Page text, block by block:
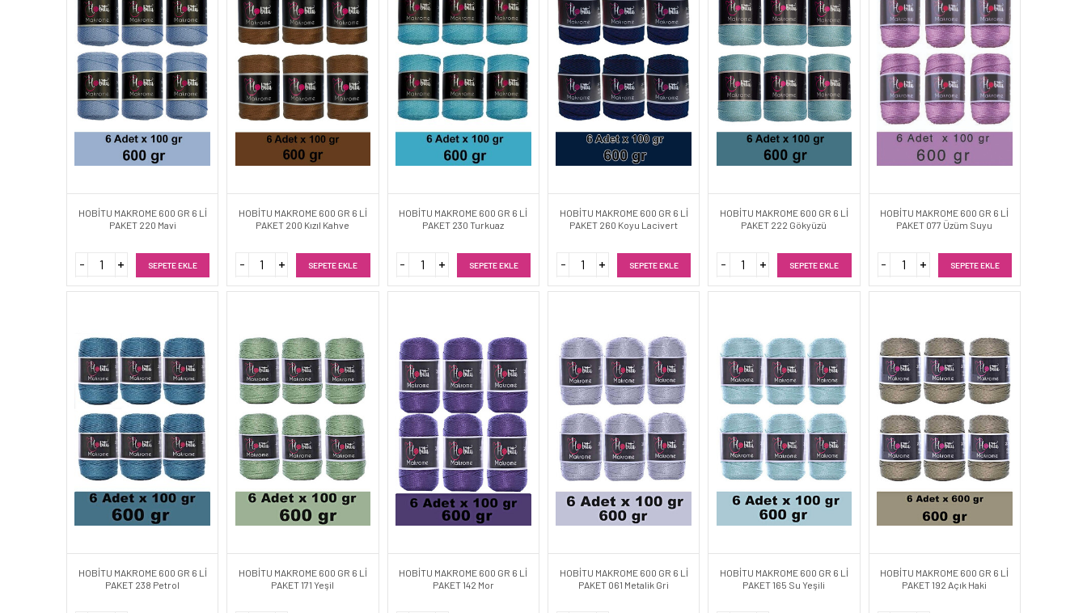
HOBİTU MAKROME 600 GR 6 Lİ
PAKET 220 Mavi
SEPETE EKLE
HOBİTU MAKROME 600 GR 6 Lİ
PAKET 200 Kızıl Kahve
SEPETE EKLE
HOBİTU MAKROME 600 GR 6 Lİ
PAKET 230 Turkuaz
SEPETE EKLE
HOBİTU MAKROME 600 GR 6 Lİ
PAKET 260 Koyu Lacivert
SEPETE EKLE
HOBİTU MAKROME 600 GR 6 Lİ
PAKET 222 Gökyüzü
SEPETE EKLE
HOBİTU MAKROME 600 GR 6 Lİ
PAKET 077 Üzüm Suyu
SEPETE EKLE
HOBİTU MAKROME 600 GR 6 Lİ
PAKET 238 Petrol
HOBİTU MAKROME 600 GR 6 Lİ
PAKET 171 Yeşil
HOBİTU MAKROME 600 GR 6 Lİ
PAKET 142 Mor
HOBİTU MAKROME 600 GR 6 Lİ
PAKET 061 Metalik Gri
HOBİTU MAKROME 600 GR 6 Lİ
PAKET 165 Su Yeşili
HOBİTU MAKROME 600 GR 6 Lİ
PAKET 192 Açık Haki